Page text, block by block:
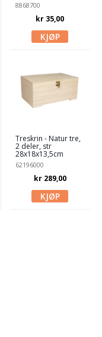
8868700
kr 35,00
Treskrin - Natur tre,
2 deler, str
28x18x13,5cm
62196000
kr 289,00